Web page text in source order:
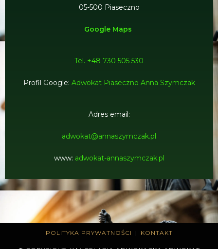
05-500 Piaseczno
Google Maps
Tel. +48 730 505 530
Profil Google: Adwokat Piaseczno Anna Szymczak
Adres email:
adwokat@annaszymczak.pl
www: adwokat-annaszymczak.pl
POLITYKA PRYWATNOŚCI KONTAKT